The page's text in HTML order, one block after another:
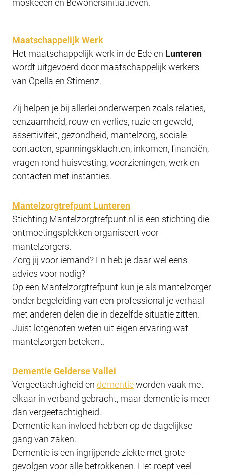
moskeeën en Bewonersinitiatieven.
Maatschappelijk Werk
Het maatschappelijk werk in de Ede en Lunteren
wordt uitgevoerd door maatschappelijk werkers
van Opella en Stimenz.
Zij helpen je bij allerlei onderwerpen zoals relaties,
eenzaamheid, rouw en verlies, ruzie en geweld,
assertiviteit, gezondheid, mantelzorg, sociale
contacten, spanningsklachten, inkomen, financiën,
vragen rond huisvesting, voorzieningen, werk en
contacten met instanties.
Mantelzorgtrefpunt Lunteren
Stichting Mantelzorgtrefpunt.nl is een stichting die
ontmoetingsplekken organiseert voor
mantelzorgers.
Zorg jij voor iemand? En heb je daar wel eens
advies voor nodig?
Op een Mantelzorgtrefpunt kun je als mantelzorger
onder begeleiding van een professional je verhaal
met anderen delen die in dezelfde situatie zitten.
Juist lotgenoten weten uit eigen ervaring wat
mantelzorgen betekent.
Dementie Gelderse Vallei
Vergeetachtigheid en dementieworden vaak met
elkaar in verband gebracht, maar dementie is meer
dan vergeetachtigheid.
Dementie kan invloed hebben op de dagelijkse
gang van zaken.
Dementie is een ingrijpende ziekte met grote
gevolgen voor alle betrokkenen. Het roept veel